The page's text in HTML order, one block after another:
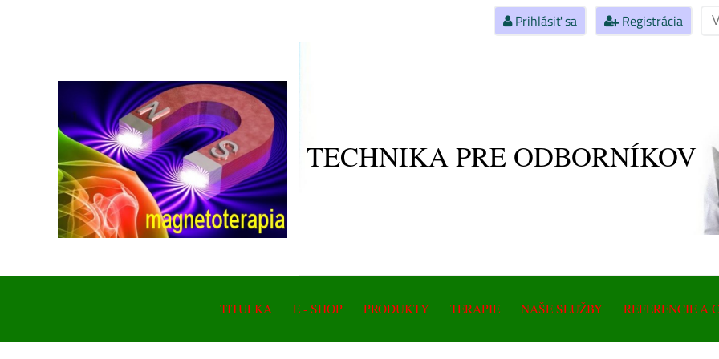
Prihlásiť sa Registrácia
TECHNIKA PRE ODBORNÍKOV
Prístroje
TITULKA E - SHOP PRODUKTY TERAPIE NAŠE SLUŽBY REFERENCIE A